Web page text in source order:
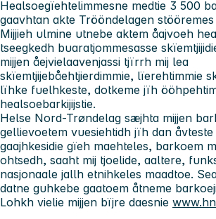
Healsoegïehtelimmesne medtie 3 500
gaavhtan akte Trööndelagen
Mijjieh ulmine utnebe aktem åajvoeh
tseegkedh buaratjommesasse
mijjen åejvielaavenjassi tjïrrh mij lea
skïemtjijebåehtjierdimmie, lïerehtimmie
lïhke fuelhkeste, dotkeme jïh
healsoebarkijijstie.
Helse Nord-Trøndelag sæjhta mijjen
gellievoetem vuesiehtidh jïh dan åvteste
gaajhkesidie gïeh maehteles, barkoem
ohtsedh, saaht mij tjoelide, aaltere,
nasjonaale jallh etnihkeles maadtoe.
datne guhkebe gaatoem åtneme
Lohkh vielie mijjen bïjre daesnie